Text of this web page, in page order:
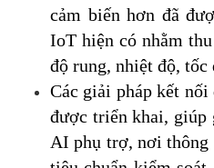
cảm biến hơn đã
IoT hiện có nhằm
độ rung, nhiệt độ, tốc
Các giải pháp kết nối
được triển khai, giúp
AI phụ trợ, nơi thông